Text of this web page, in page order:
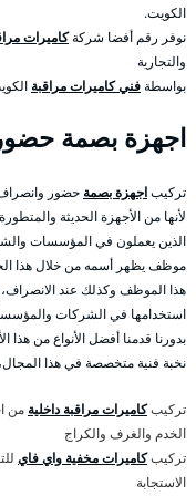
الكويت.
نوفر رقم أفضا شركةكاميرات
والتجارية
بواسطةفني كاميرات مراقبة
اجهزة بصمة
تركيباجهزة بصمة حضور
لأنها من الأجهزة الحديثة
الذين يعملون في المؤسسات
موظف يظهر أسمه من خلال هذا
هذا الموظف وكذلك عند
استخدامها في الشركات
بدورنا قدمنا أفضل الأنواع من
نخبة فنية متخصصة في هذا المجال، وعلى
تركيبكاميرات مراقبة داخلية من
الخدم والغرف والكراج
تركيبكاميرات مخفية واي فاي
الاستجابة